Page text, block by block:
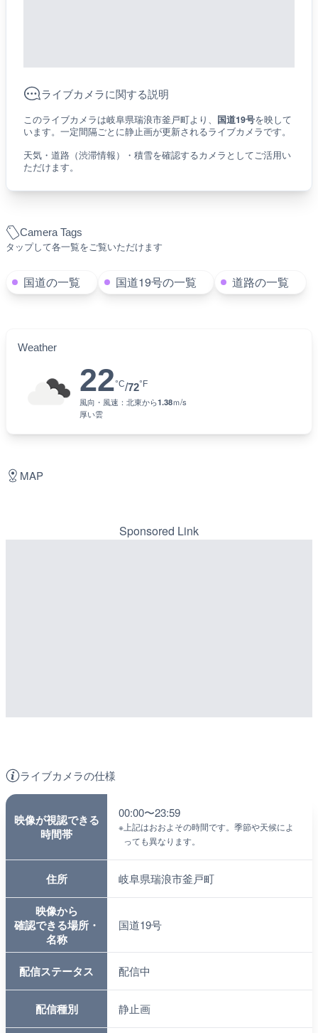
Camera Tags
タップして各一覧をご覧いただけます
国道の一覧 国道19号の一覧 道路の一覧
Weather
22°C/72°F
風向・風速： 北東から1.38ｍ/s
厚い雲
ライブカメラに関する説明
このライブカメラは岐阜県瑞浪市釜戸町より、 国道19号を映して
います。一定間隔ごとに静止画が更新されるライブカメラです。
天気・道路（渋滞情報）・積雪を確認するカメラとしてご活用い
ただけます。
ライブカメラの仕様
映像が視認できる
時間帯
00:00〜23:59
※ 上記はおおよその時間です。季節や天候によ
っても異なります。
住所 岐阜県瑞浪市釜戸町
映像から
確認できる場所・
名称
国道19号
配信ステータス 配信中
配信種別 静止画
MAP
Sponsored Link